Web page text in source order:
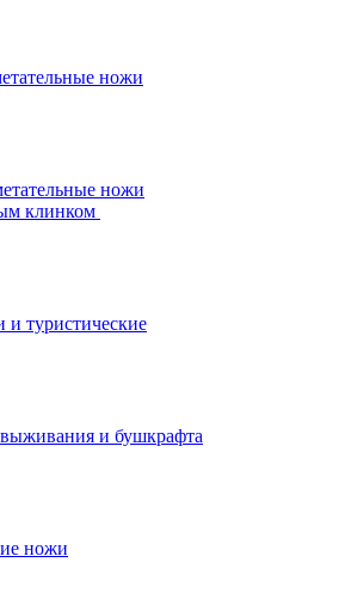
ножи
ножи
клинком
и туристические
и бушкрафта
ножи